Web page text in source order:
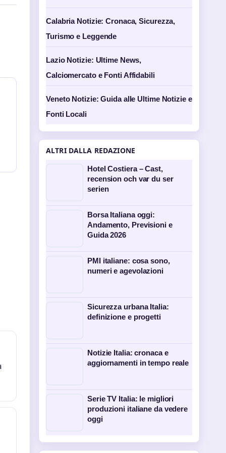
Calabria Notizie: Cronaca, Sicurezza,
Turismo e Leggende
Lazio Notizie: Ultime News,
Calciomercato e Fonti Affidabili
Veneto Notizie: Guida alle Ultime Notizie e
Fonti Locali
ALTRI DALLA REDAZIONE
Hotel Costiera – Cast,
recension och var du ser
serien
Borsa Italiana oggi:
Andamento, Previsioni e
Guida 2026
PMI italiane: cosa sono,
numeri e agevolazioni
Sicurezza urbana Italia:
definizione e progetti
Notizie Italia: cronaca e
aggiornamenti in tempo reale
Serie TV Italia: le migliori
produzioni italiane da vedere
oggi